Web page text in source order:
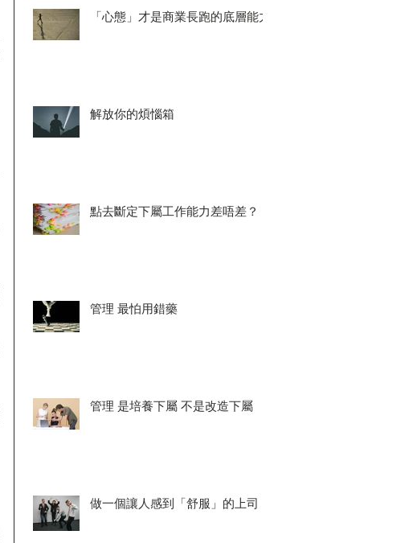
「心態」才是商業長跑的底層能力
解放你的煩惱箱
點去斷定下屬工作能力差唔差？
管理 最怕用錯藥
管理 是培養下屬 不是改造下屬
做一個讓人感到「舒服」的上司